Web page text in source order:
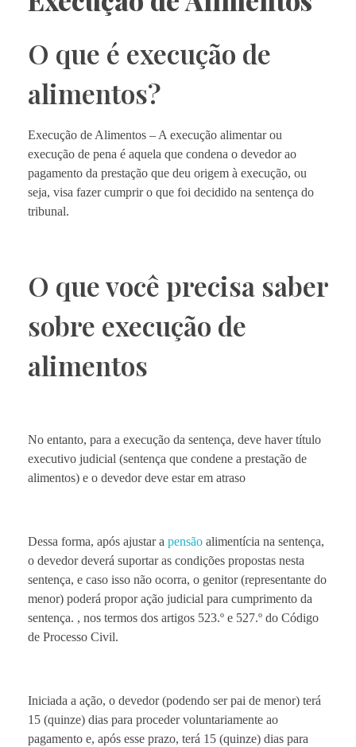
O que é execução de
alimentos?
Execução de Alimentos – A execução alimentar ou
execução de pena é aquela que condena o devedor ao
pagamento da prestação que deu origem à execução, ou
seja, visa fazer cumprir o que foi decidido na sentença do
tribunal.
O que você precisa saber
sobre execução de
alimentos
No entanto, para a execução da sentença, deve haver título
executivo judicial (sentença que condene a prestação de
alimentos) e o devedor deve estar em atraso
Dessa forma, após ajustar a pensão alimentícia na sentença,
o devedor deverá suportar as condições propostas nesta
sentença, e caso isso não ocorra, o genitor (representante do
menor) poderá propor ação judicial para cumprimento da
sentença. , nos termos dos artigos 523.º e 527.º do Código
de Processo Civil.
Iniciada a ação, o devedor (podendo ser pai de menor) terá
15 (quinze) dias para proceder voluntariamente ao
pagamento e, após esse prazo, terá 15 (quinze) dias para